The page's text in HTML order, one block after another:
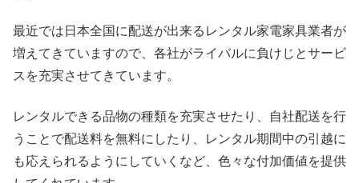
最近では日本全国に配送が出来るレンタル家電家具業者が
増えてきていますので、各社がライバルに負けじとサービ
スを充実させてきています。
レンタルできる品物の種類を充実させたり、自社配送を行
うことで配送料を無料にしたり、レンタル期間中の引越に
も応えられるようにしていくなど、色々な付加価値を提供